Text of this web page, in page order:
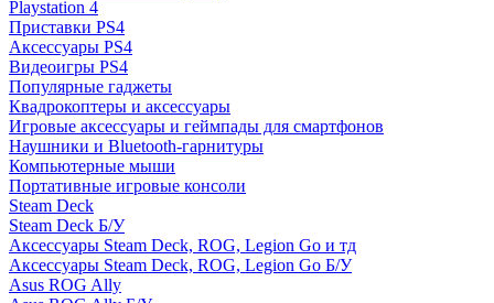
Playstation 4
Приставки PS4
Аксессуары PS4
Видеоигры PS4
Популярные гаджеты
Квадрокоптеры и аксессуары
Игровые аксессуары и геймпады для смартфонов
Наушники и Bluetooth-гарнитуры
Компьютерные мыши
Портативные игровые консоли
Steam Deck
Steam Deck Б/У
Аксессуары Steam Deck, ROG, Legion Go и тд
Аксессуары Steam Deck, ROG, Legion Go Б/У
Asus ROG Ally